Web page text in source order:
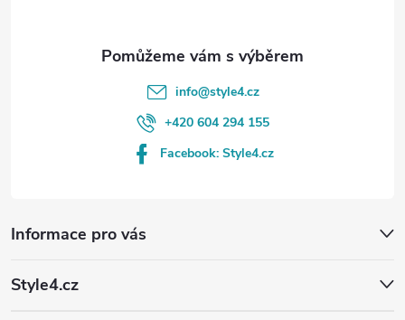
Informace pro vás
Style4.cz
info@style4.cz
+420 604 294 155
Facebook: Style4.cz